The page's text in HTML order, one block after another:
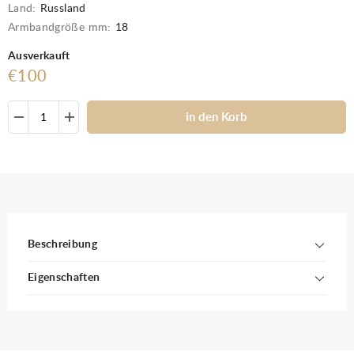
Land:
Russland
Armbandgröße mm: 18
Ausverkauft
€100
in den Korb
Beschreibung
Eigenschaften